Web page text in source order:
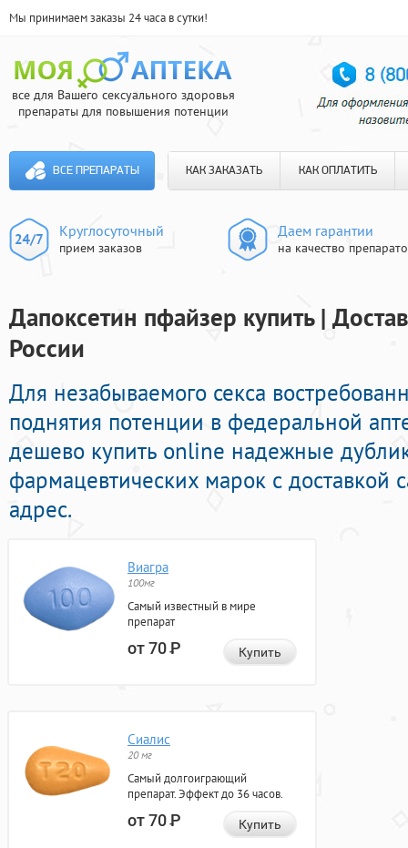
Мы принимаем заказы 24 часа в сутки!
все для Вашего сексуального здоровья
препараты для повышения потенции
ВСЕ ПРЕПАРАТЫ КАК ЗАКАЗАТЬ КАК ОПЛАТИТЬ
Круглосуточный
прием заказов
Даем гарантии
на качество
Дапоксетин пфайзер купить |
России
Для незабываемого секса
поднятия потенции в федеральной
дешево купить online надежные
фармацевтических марок с доставкой
адрес.
Виагра
100мг
Самый известный в мире
препарат
от 70Р Купить
Сиалис
20 мг
Самый долгоиграющий
препарат. Эффект до 36 часов.
от 70Р Купить